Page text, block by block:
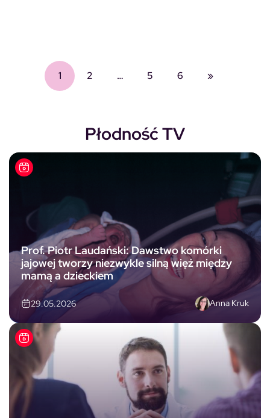
1 2 … 5 6 »
Płodność TV
Prof. Piotr Laudański: Dawstwo komórki
jajowej tworzy niezwykle silną więź między
mamą a dzieckiem
29.05.2026 Anna Kruk